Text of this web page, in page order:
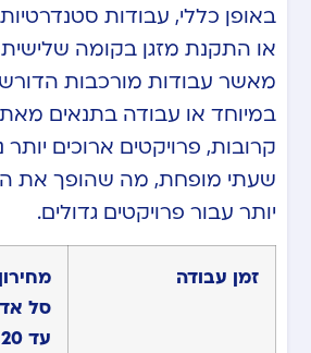
באופן כללי, עבודות
או התקנת מזגן בקומה שלישית
מאשר עבודות מורכבות
במיוחד או עבודה בתנאים
קרובות, פרויקטים ארוכים
שעתי מופחת, מה שהופך את
יותר עבור פרויקטים גדולים.
זמן עבודה
סל
עד 20 מטר